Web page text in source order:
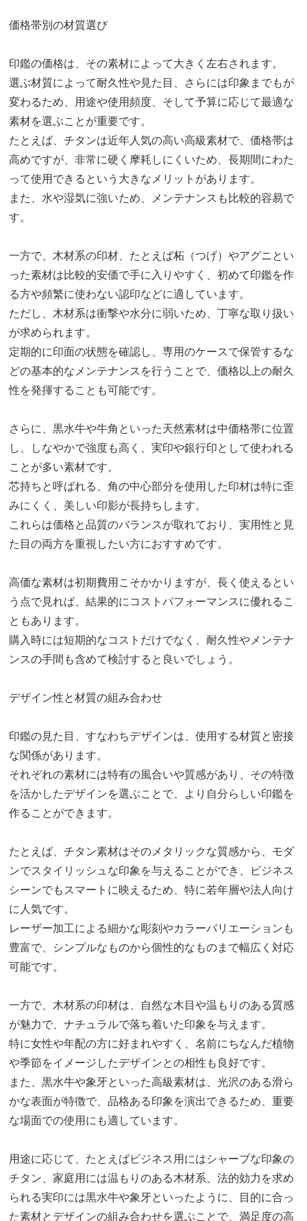
価格帯別の材質選び
印鑑の価格は、その素材によって大きく左右されます。
選ぶ材質によって耐久性や見た目、さらには印象までもが
変わるため、用途や使用頻度、そして予算に応じて最適な
素材を選ぶことが重要です。
たとえば、チタンは近年人気の高い高級素材で、価格帯は
高めですが、非常に硬く摩耗しにくいため、長期間にわた
って使用できるという大きなメリットがあります。
また、水や湿気に強いため、メンテナンスも比較的容易で
す。
一方で、木材系の印材、たとえば柘（つげ）やアグニとい
った素材は比較的安価で手に入りやすく、初めて印鑑を作
る方や頻繁に使わない認印などに適しています。
ただし、木材系は衝撃や水分に弱いため、丁寧な取り扱い
が求められます。
定期的に印面の状態を確認し、専用のケースで保管するな
どの基本的なメンテナンスを行うことで、価格以上の耐久
性を発揮することも可能です。
さらに、黒水牛や牛角といった天然素材は中価格帯に位置
し、しなやかで強度も高く、実印や銀行印として使われる
ことが多い素材です。
芯持ちと呼ばれる、角の中心部分を使用した印材は特に歪
みにくく、美しい印影が長持ちします。
これらは価格と品質のバランスが取れており、実用性と見
た目の両方を重視したい方におすすめです。
高価な素材は初期費用こそかかりますが、長く使えるとい
う点で見れば、結果的にコストパフォーマンスに優れるこ
ともあります。
購入時には短期的なコストだけでなく、耐久性やメンテナ
ンスの手間も含めて検討すると良いでしょう。
デザイン性と材質の組み合わせ
印鑑の見た目、すなわちデザインは、使用する材質と密接
な関係があります。
それぞれの素材には特有の風合いや質感があり、その特徴
を活かしたデザインを選ぶことで、より自分らしい印鑑を
作ることができます。
たとえば、チタン素材はそのメタリックな質感から、モダ
ンでスタイリッシュな印象を与えることができ、ビジネス
シーンでもスマートに映えるため、特に若年層や法人向け
に人気です。
レーザー加工による細かな彫刻やカラーバリエーションも
豊富で、シンプルなものから個性的なものまで幅広く対応
可能です。
一方で、木材系の印材は、自然な木目や温もりのある質感
が魅力で、ナチュラルで落ち着いた印象を与えます。
特に女性や年配の方に好まれやすく、名前にちなんだ植物
や季節をイメージしたデザインとの相性も良好です。
また、黒水牛や象牙といった高級素材は、光沢のある滑ら
かな表面が特徴で、品格ある印象を演出できるため、重要
な場面での使用にも適しています。
用途に応じて、たとえばビジネス用にはシャープな印象の
チタン、家庭用には温もりのある木材系、法的効力を求め
られる実印には黒水牛や象牙といったように、目的に合っ
た素材とデザインの組み合わせを選ぶことで、満足度の高